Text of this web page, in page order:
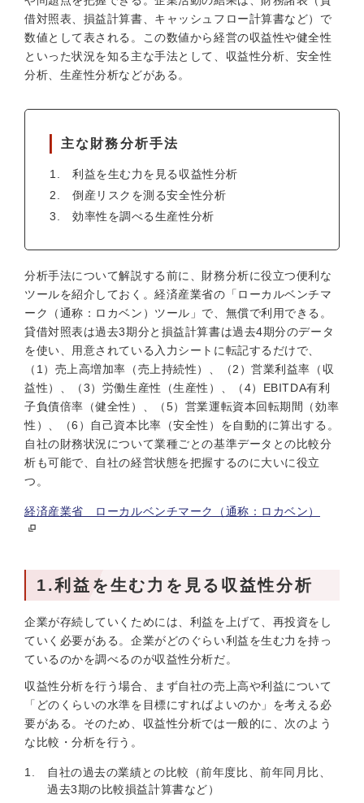
借対照表、損益計算書、キャッシュフロー計算書など）で
数値として表される。この数値から経営の収益性や健全性
といった状況を知る主な手法として、収益性分析、安全性
分析、生産性分析などがある。
主な財務分析手法
利益を生む力を見る収益性分析
倒産リスクを測る安全性分析
効率性を調べる生産性分析
分析手法について解説する前に、財務分析に役立つ便利な
ツールを紹介しておく。経済産業省の「ローカルベンチマ
ーク（通称：ロカベン）ツール」で、無償で利用できる。
貸借対照表は過去3期分と損益計算書は過去4期分のデータ
を使い、用意されている入力シートに転記するだけで、
（1）売上高増加率（売上持続性）、（2）営業利益率（収
益性）、（3）労働生産性（生産性）、（4）EBITDA有利
子負債倍率（健全性）、（5）営業運転資本回転期間（効率
性）、（6）自己資本比率（安全性）を自動的に算出する。
自社の財務状況について業種ごとの基準データとの比較分
析も可能で、自社の経営状態を把握するのに大いに役立
つ。
経済産業省 ローカルベンチマーク（通称：ロカベン）
1.利益を生む力を見る収益性分析
企業が存続していくためには、利益を上げて、再投資をし
ていく必要がある。企業がどのぐらい利益を生む力を持っ
ているのかを調べるのが収益性分析だ。
収益性分析を行う場合、まず自社の売上高や利益について
「どのくらいの水準を目標にすればよいのか」を考える必
要がある。そのため、収益性分析では一般的に、次のよう
な比較・分析を行う。
自社の過去の業績との比較（前年度比、前年同月比、
過去3期の比較損益計算書など）